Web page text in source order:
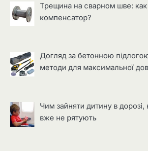
Трещина на сварном шве:
компенсатор?
Догляд за бетонною
методи для максимальної
Чим зайняти дитину в дорозі,
вже не рятують